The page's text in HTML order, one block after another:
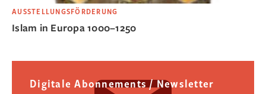
AUSSTELLUNGSFÖRDERUNG
Islam in Europa 1000–1250
Digitale Abonnements / Newsletter